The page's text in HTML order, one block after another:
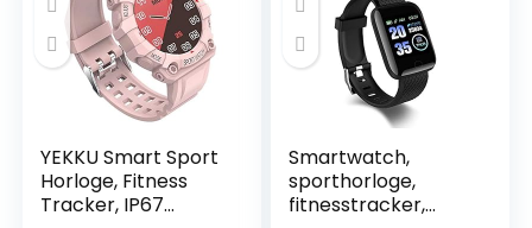
YEKKU Smart Sport
Horloge, Fitness
Tracker, IP67
Smartwatch,
sporthorloge,
fitnesstracker,